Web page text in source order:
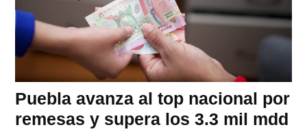
Puebla avanza al top nacional por
remesas y supera los 3.3 mil mdd